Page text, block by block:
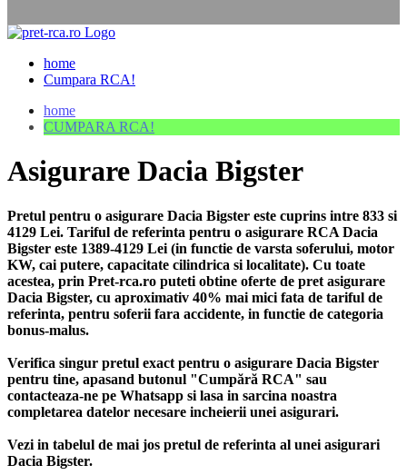
home
Cumpara RCA!
home
CUMPARA RCA!
Asigurare Dacia Bigster
Pretul pentru o asigurare Dacia Bigster este cuprins intre 833 si
4129 Lei. Tariful de referinta pentru o asigurare RCA Dacia
Bigster este 1389-4129 Lei (in functie de varsta soferului, motor
KW, cai putere, capacitate cilindrica si localitate). Cu toate
acestea, prin Pret-rca.ro puteti obtine oferte de pret asigurare
Dacia Bigster, cu aproximativ 40% mai mici fata de tariful de
referinta, pentru soferii fara accidente, in functie de categoria
bonus-malus.
Verifica singur pretul exact pentru o asigurare Dacia Bigster
pentru tine, apasand butonul "Cumpără RCA" sau
contacteaza-ne pe Whatsapp si lasa in sarcina noastra
completarea datelor necesare incheierii unei asigurari.
Vezi in tabelul de mai jos pretul de referinta al unei asigurari
Dacia Bigster.